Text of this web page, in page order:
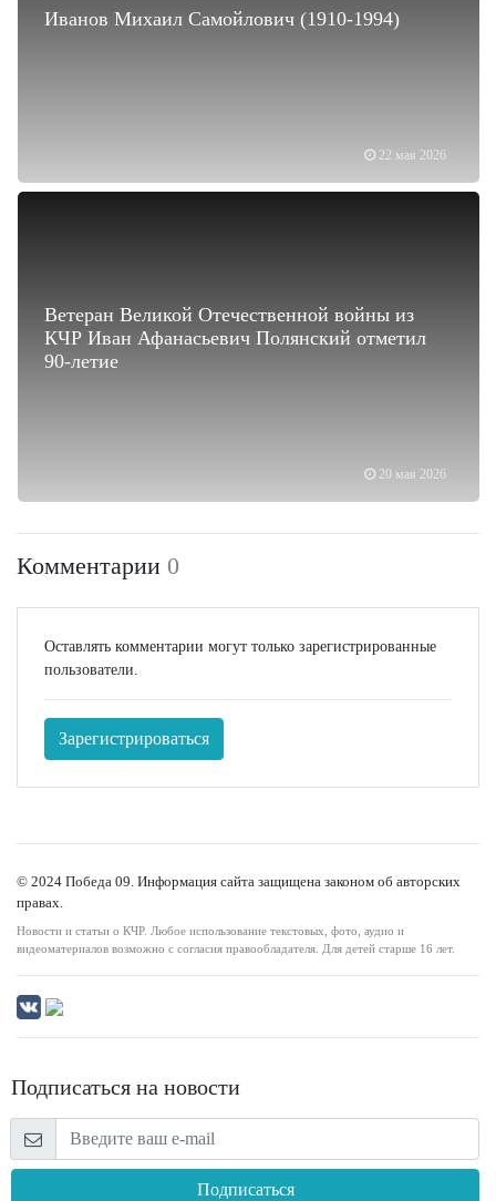
22 мая 2026
Иванов Михаил Самойлович (1910-1994)
20 мая 2026
Ветеран Великой Отечественной войны из
КЧР Иван Афанасьевич Полянский отметил
90-летие
Комментарии 0
Оставлять комментарии могут только зарегистрированные
пользователи.
Зарегистрироваться
© 2024 Победа 09. Информация сайта защищена законом об авторских
правах.
Новости и статьи о КЧР. Любое использование текстовых, фото, аудио и
видеоматериалов возможно с согласия правообладателя. Для детей старше 16 лет.
Подписаться на новости
Подписаться